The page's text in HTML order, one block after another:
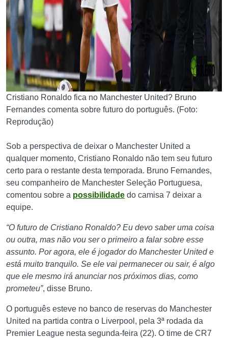
Cristiano Ronaldo fica no Manchester United? Bruno
Fernandes comenta sobre futuro do português. (Foto:
Reprodução)
Sob a perspectiva de deixar o Manchester United a
qualquer momento, Cristiano Ronaldo não tem seu futuro
certo para o restante desta temporada. Bruno Fernandes,
seu companheiro de Manchester Seleção Portuguesa,
comentou sobre a possibilidade do camisa 7 deixar a
equipe.
“O futuro de Cristiano Ronaldo? Eu devo saber uma coisa
ou outra, mas não vou ser o primeiro a falar sobre esse
assunto. Por agora, ele é jogador do Manchester United e
está muito tranquilo. Se ele vai permanecer ou sair, é algo
que ele mesmo irá anunciar nos próximos dias, como
prometeu”, disse Bruno.
O português esteve no banco de reservas do Manchester
United na partida contra o Liverpool, pela 3ª rodada da
Premier League nesta segunda-feira (22). O time de CR7